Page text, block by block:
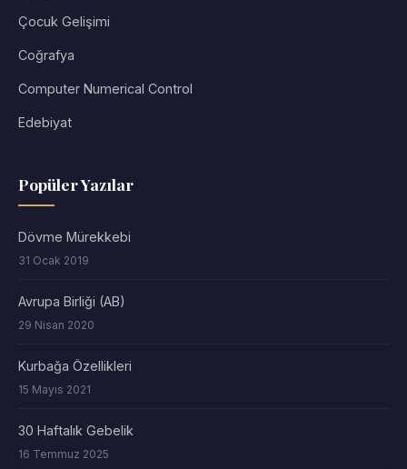
Çocuk Gelişimi
Coğrafya
Computer Numerical Control
Edebiyat
Popüler Yazılar
Dövme Mürekkebi
31 Ocak 2019
Avrupa Birliği (AB)
29 Nisan 2020
Kurbağa Özellikleri
15 Mayıs 2021
30 Haftalık Gebelik
16 Temmuz 2025